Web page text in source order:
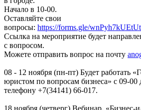
Начало в 10-00.
Оставляйте свои
вопросы: https://forms.gle/
Ссылка на мероприятие будет
с вопросом.
Можете отправить вопрос на почту
08 - 12 ноября (пн-пт) Будет работать
юристом по вопросам бизнеса» с 09-00
телефону +7(34141) 66-017.
18 ноября (четверг) Вебинар. «Бизнес-